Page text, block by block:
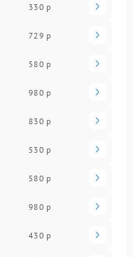
330 р
729 р
580 р
980 р
830 р
530 р
580 р
980 р
430 р